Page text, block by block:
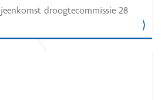
droogtecommissie 28